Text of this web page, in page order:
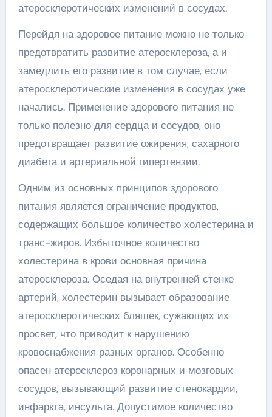
атеросклеротических изменений в сосудах.
Перейдя на здоровое питание можно не только
предотвратить развитие атеросклероза, а и
замедлить его развитие в том случае, если
атеросклеротические изменения в сосудах уже
начались. Применение здорового питания не
только полезно для сердца и сосудов, оно
предотвращает развитие ожирения, сахарного
диабета и артериальной гипертензии.
Одним из основных принципов здорового
питания является ограничение продуктов,
содержащих большое количество холестерина и
транс-жиров. Избыточное количество
холестерина в крови основная причина
атеросклероза. Оседая на внутренней стенке
артерий, холестерин вызывает образование
атеросклеротических бляшек, сужающих их
просвет, что приводит к нарушению
кровоснабжения разных органов. Особенно
опасен атеросклероз коронарных и мозговых
сосудов, вызывающий развитие стенокардии,
инфаркта, инсульта. Допустимое количество